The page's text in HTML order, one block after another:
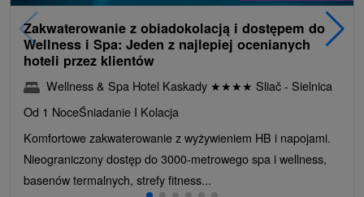
Zakwaterowanie z obiadokolacją i dostępem do
Wellness i Spa: Jeden z najlepiej ocenianych
hoteli przez klientów
Wellness & Spa Hotel Kaskady ★★★★ Sliač - Sielnica
Od 1 NoceŚniadanie I Kolacja
Komfortowe zakwaterowanie z wyżywieniem HB i napojami.
Nieograniczony dostęp do 3000-metrowego spa i wellness,
basenów termalnych, strefy fitness...